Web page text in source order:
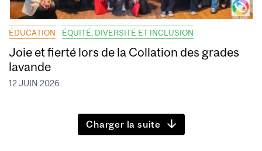
ÉDUCATION ÉQUITÉ, DIVERSITÉ ET INCLUSION
Joie et fierté lors de la Collation des grades
lavande
12 JUIN 2026
Charger la suite